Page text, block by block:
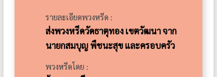
รายละเอียดพวงหรีด :
ส่งพวงหรีดวัดธาตุทอง เขตวัฒนา จาก
นายกสมบุญ พืชนะสุข และครอบครัว
พวงหรีดโดย :